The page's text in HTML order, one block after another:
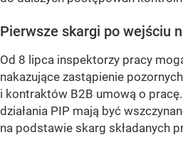
Pierwsze skargi po wejściu
Od 8 lipca inspektorzy pracy
nakazujące zastąpienie
i kontraktów B2B umową o
działania PIP mają być
na podstawie skarg składanych